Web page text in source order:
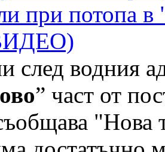
при потопа в
след водния
” част от
"Нова